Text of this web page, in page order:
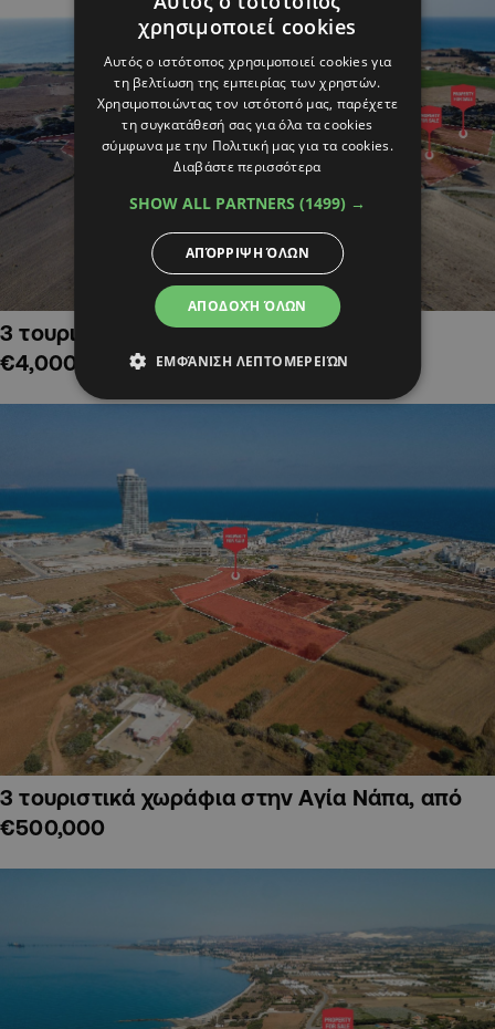
3 τουριστικά χωράφια στην Αλαμινό,
€4,000,000
3 τουριστικά χωράφια στην Αγία Νάπα, από
€500,000
χρησιμοποιεί cookies
Αυτός ο ιστότοπος χρησιμοποιεί cookies για
τη βελτίωση της εμπειρίας των χρηστών.
Χρησιμοποιώντας τον ιστότοπό μας, παρέχετε
τη συγκατάθεσή σας για όλα τα cookies
σύμφωνα με την Πολιτική μας για τα cookies.
Διαβάστε περισσότερα
SHOW ALL PARTNERS (1499) →
ΑΠΟΔΟΧΉ ΌΛΩΝ
ΑΠΌΡΡΙΨΗ ΌΛΩΝ
ΕΜΦΆΝΙΣΗ ΛΕΠΤΟΜΕΡΕΙΏΝ